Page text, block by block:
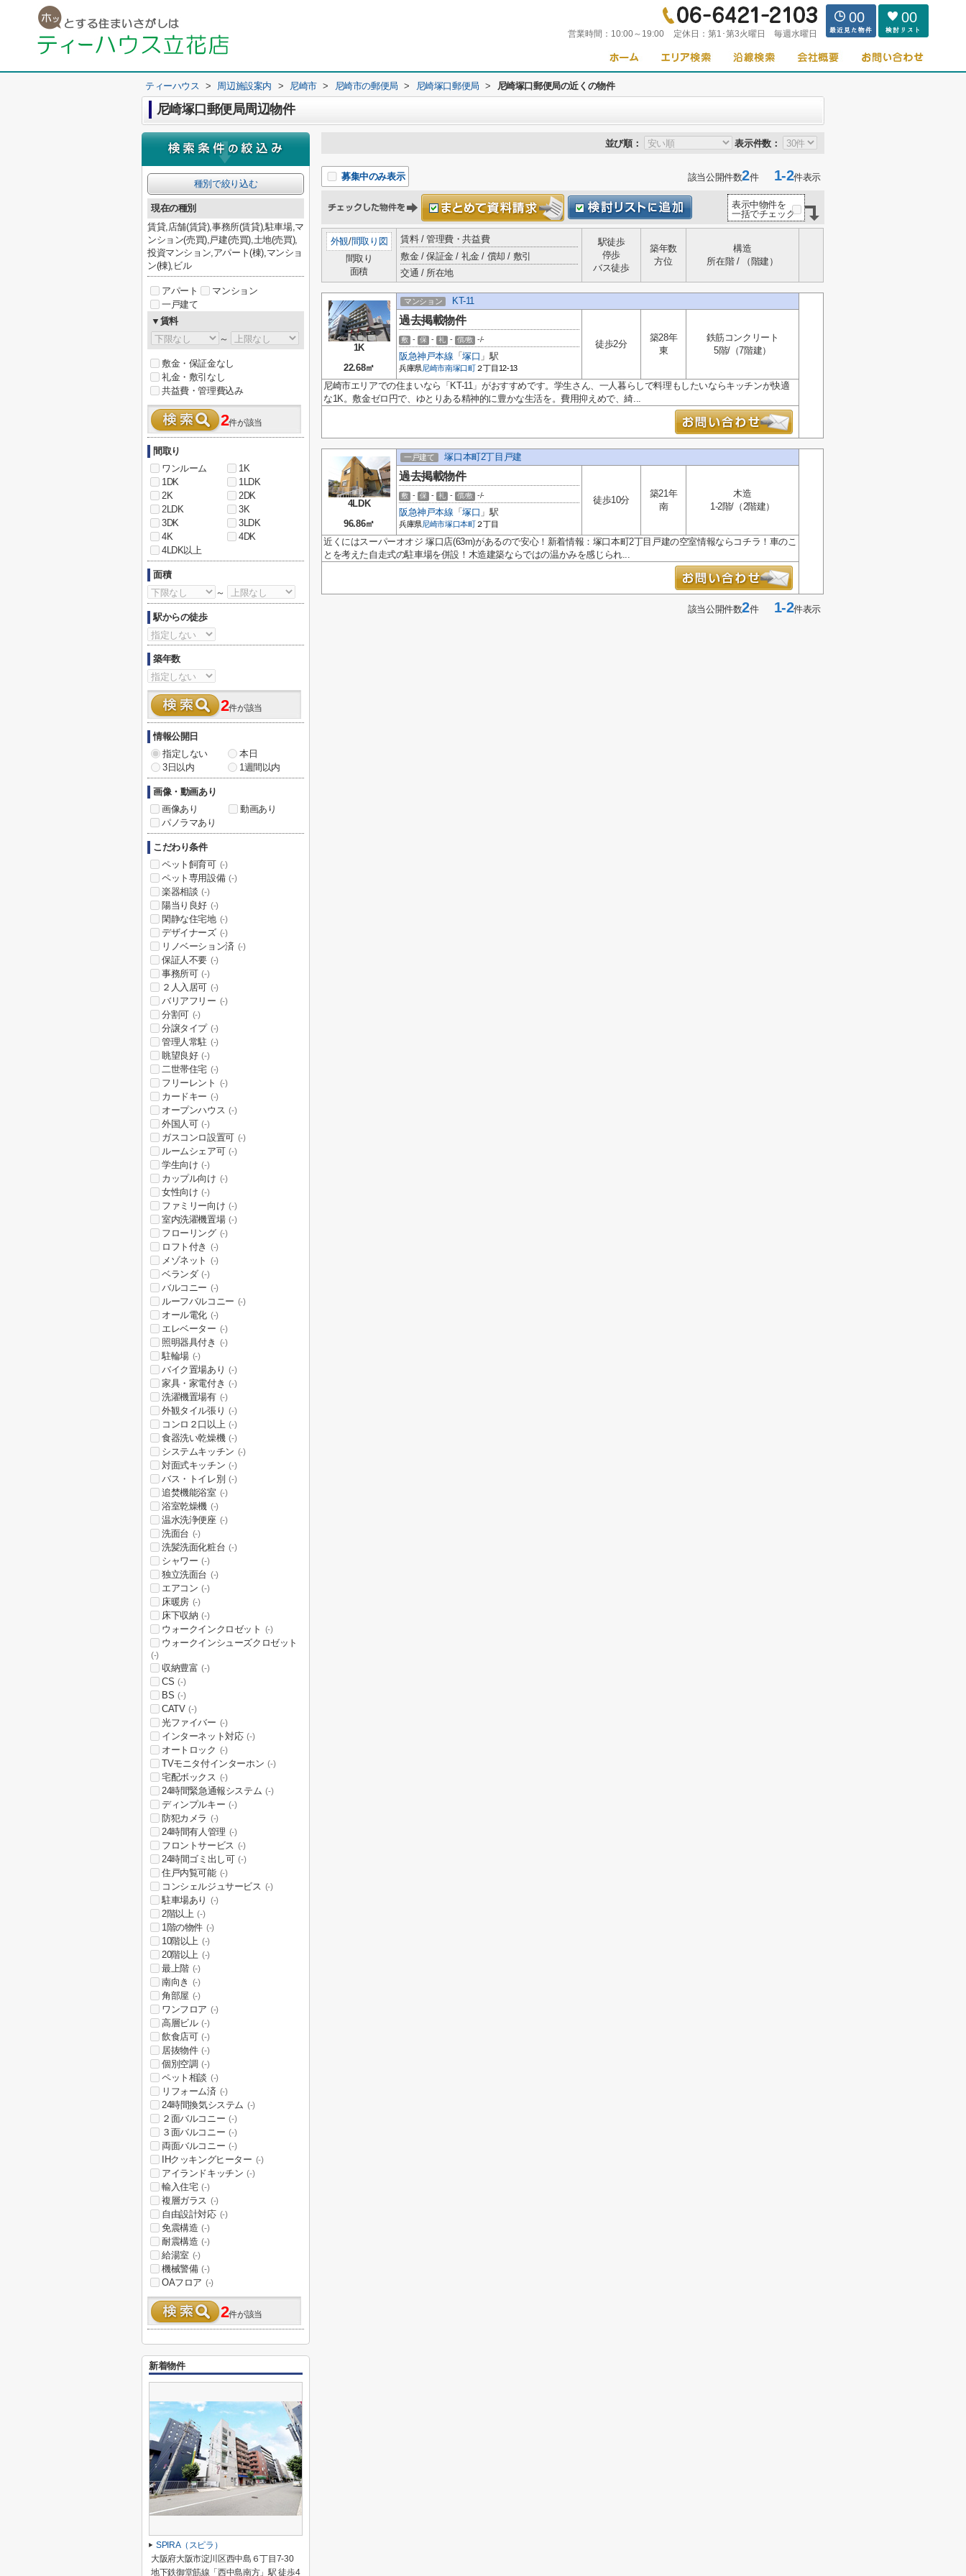
営業時間： 10:00～19:00 定休日： 第1･第3火曜日 毎週水曜日
00 00
ティーハウス > 周辺施設案内 > 尼崎市 > 尼崎市の郵便局 > 尼崎塚口郵便局 > 尼崎塚口郵便局の近くの物件
尼崎塚口郵便局周辺物件
並び順： 表示件数：
募集中のみ表示 該当公開件数2件1-2件表示
表示中物件を
一括でチェック
外観/間取り図
間取り
面積
賃料 / 管理費・共益費
敷金 / 保証金 / 礼金 / 償却 / 敷引
交通 / 所在地
駅徒歩
停歩
バス徒歩
築年数
方位
構造
所在階 / （階建）
1K
22.68㎡
マンション KT-11
過去掲載物件
敷 - 保 - 礼 - 償/敷 -/-
阪急神戸本線 「塚口 」駅
兵庫県尼崎市南塚口町 ２丁目12-13
徒歩2分
築28年
東
鉄筋コンクリート
5階/（7階建）
尼崎市エリアでの住まいなら「KT-11」がおすすめです。学生さん、一人暮らしで料理もしたいならキッチンが快適
な1K。敷金ゼロ円で、ゆとりある精神的に豊かな生活を。費用抑えめで、綺...
4LDK
96.86㎡
一戸建て 塚口本町2丁目戸建
過去掲載物件
敷 - 保 - 礼 - 償/敷 -/-
阪急神戸本線 「塚口 」駅
兵庫県尼崎市塚口本町 ２丁目
徒歩10分
築21年
南
木造
1-2階/（2階建）
近くにはスーパーオオジ 塚口店(63m)があるので安心！新着情報：塚口本町2丁目戸建の空室情報ならコチラ！車のこ
とを考えた自走式の駐車場を併設！木造建築ならではの温かみを感じられ...
該当公開件数2件1-2件表示
種別で絞り込む
現在の種別
賃貸,店舗(賃貸),事務所(賃貸),駐車場,マ
ンション(売買),戸建(売買),土地(売買),
投資マンション,アパート(棟),マンショ
ン(棟),ビル
アパート
マンション
一戸建て
▼賃料
～
敷金・保証金なし
礼金・敷引なし
共益費・管理費込み
2件が該当
間取り
ワンルーム
1K
1DK
1LDK
2K
2DK
2LDK
3K
3DK
3LDK
4K
4DK
4LDK以上
面積
～
駅からの徒歩
築年数
2件が該当
情報公開日
指定しない
本日
3日以内
1週間以内
画像・動画あり
画像あり
動画あり
パノラマあり
こだわり条件
ペット飼育可 (-)
ペット専用設備 (-)
楽器相談 (-)
陽当り良好 (-)
閑静な住宅地 (-)
デザイナーズ (-)
リノベーション済 (-)
保証人不要 (-)
事務所可 (-)
２人入居可 (-)
バリアフリー (-)
分割可 (-)
分譲タイプ (-)
管理人常駐 (-)
眺望良好 (-)
二世帯住宅 (-)
フリーレント (-)
カードキー (-)
オープンハウス (-)
外国人可 (-)
ガスコンロ設置可 (-)
ルームシェア可 (-)
学生向け (-)
カップル向け (-)
女性向け (-)
ファミリー向け (-)
室内洗濯機置場 (-)
フローリング (-)
ロフト付き (-)
メゾネット (-)
ベランダ (-)
バルコニー (-)
ルーフバルコニー (-)
オール電化 (-)
エレベーター (-)
照明器具付き (-)
駐輪場 (-)
バイク置場あり (-)
家具・家電付き (-)
洗濯機置場有 (-)
外観タイル張り (-)
コンロ２口以上 (-)
食器洗い乾燥機 (-)
システムキッチン (-)
対面式キッチン (-)
バス・トイレ別 (-)
追焚機能浴室 (-)
浴室乾燥機 (-)
温水洗浄便座 (-)
洗面台 (-)
洗髪洗面化粧台 (-)
シャワー (-)
独立洗面台 (-)
エアコン (-)
床暖房 (-)
床下収納 (-)
ウォークインクロゼット (-)
ウォークインシューズクロゼット
(-)
収納豊富 (-)
CS (-)
BS (-)
CATV (-)
光ファイバー (-)
インターネット対応 (-)
オートロック (-)
TVモニタ付インターホン (-)
宅配ボックス (-)
24時間緊急通報システム (-)
ディンプルキー (-)
防犯カメラ (-)
24時間有人管理 (-)
フロントサービス (-)
24時間ゴミ出し可 (-)
住戸内覧可能 (-)
コンシェルジュサービス (-)
駐車場あり (-)
2階以上 (-)
1階の物件 (-)
10階以上 (-)
20階以上 (-)
最上階 (-)
南向き (-)
角部屋 (-)
ワンフロア (-)
高層ビル (-)
飲食店可 (-)
居抜物件 (-)
個別空調 (-)
ペット相談 (-)
リフォーム済 (-)
24時間換気システム (-)
２面バルコニー (-)
３面バルコニー (-)
両面バルコニー (-)
IHクッキングヒーター (-)
アイランドキッチン (-)
輸入住宅 (-)
複層ガラス (-)
自由設計対応 (-)
免震構造 (-)
耐震構造 (-)
給湯室 (-)
機械警備 (-)
OAフロア (-)
2件が該当
新着物件
SPIRA（スピラ）
大阪府大阪市淀川区西中島６丁目7-30
地下鉄御堂筋線「西中島南方」駅 徒歩4